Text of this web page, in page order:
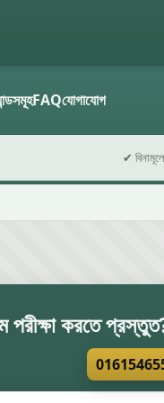
FAQযোগাযোগ
✔
পরীক্ষা করতে